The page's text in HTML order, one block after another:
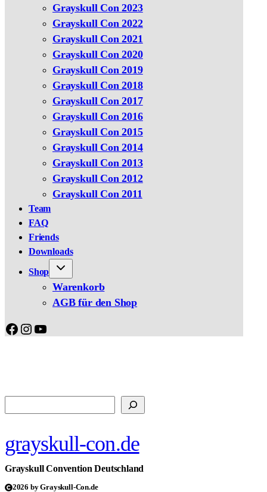
Grayskull Con 2023
Grayskull Con 2022
Grayskull Con 2021
Grayskull Con 2020
Grayskull Con 2019
Grayskull Con 2018
Grayskull Con 2017
Grayskull Con 2016
Grayskull Con 2015
Grayskull Con 2014
Grayskull Con 2013
Grayskull Con 2012
Grayskull Con 2011
Team
FAQ
Friends
Downloads
Shop
Warenkorb
AGB für den Shop
Facebook
Instagram
YouTube
grayskull-con.de
Grayskull Convention Deutschland
2026 by Grayskull-Con.de